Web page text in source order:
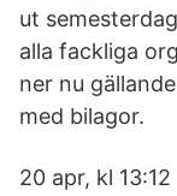
ut
alla fackliga
ner nu
med bilagor.
20 apr, kl